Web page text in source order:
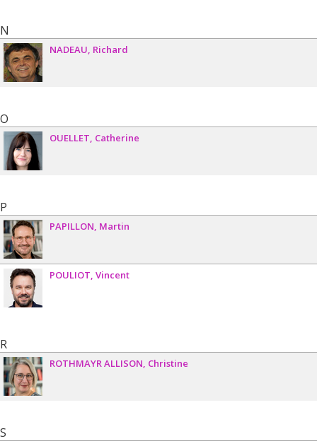
N
NADEAU Richard
O
OUELLET Catherine
P
PAPILLON Martin
POULIOT Vincent
R
ROTHMAYR ALLISON Christine
S